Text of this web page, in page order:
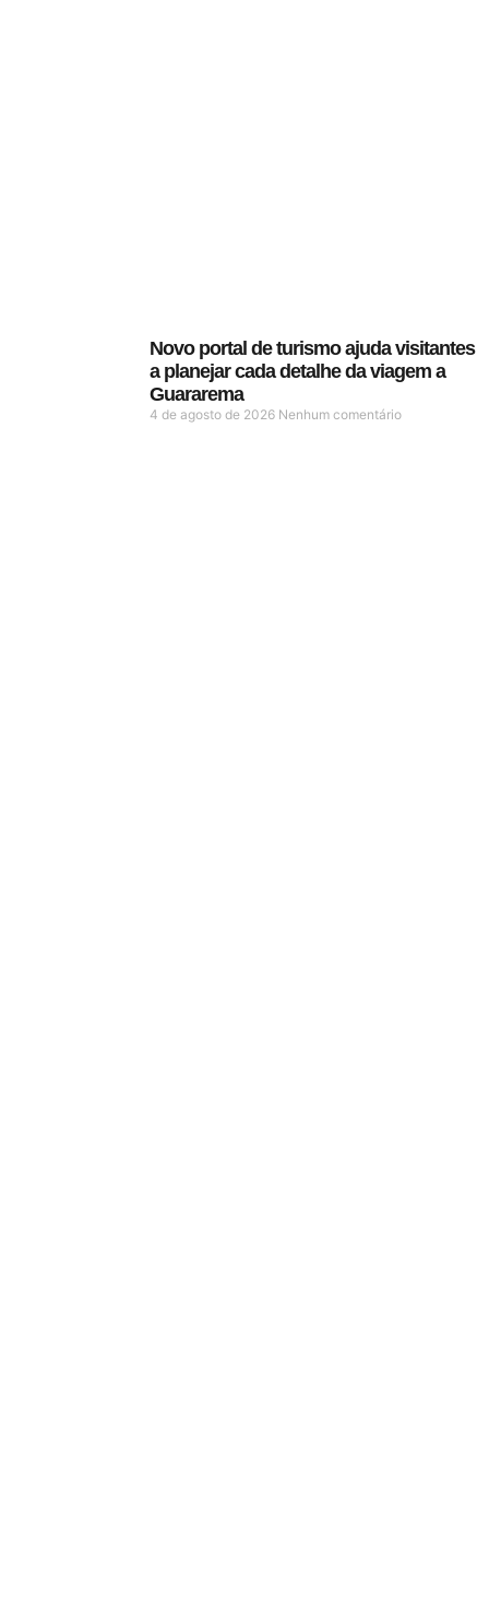
Novo portal de turismo ajuda visitantes
a planejar cada detalhe da viagem a
Guararema
4 de agosto de 2026 Nenhum comentário